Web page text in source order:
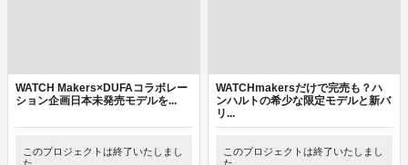
WATCH Makers×DUFAコラボレー
ション企画日本未発売モデルを...
このプロジェクトは終了いたしまし
WATCHmakersだけで完売も？ハ
ンハルトの希少な限定モデルと新バ
リ...
このプロジェクトは終了いたしまし